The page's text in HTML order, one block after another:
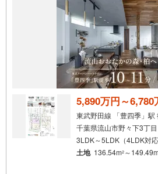
5,890万円～6,780
東武野田線 「豊四季」駅
千葉県流山市野々下3丁目
3LDK～5LDK（4LDK対
土地 136.54m2 ～149.49m